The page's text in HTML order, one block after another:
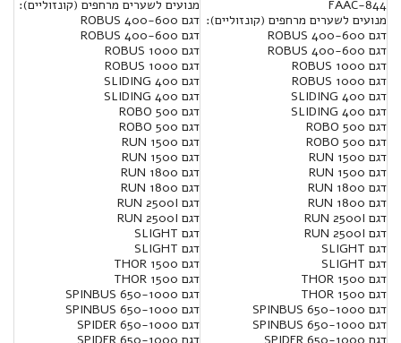
FAAC-844
מנועים לשערים מרחפים (קונזוליים):
דגם 400-600 ROBUS
דגם 400-600 ROBUS
דגם 1000 ROBUS
דגם 1000 ROBUS
דגם SLIDING 400
דגם SLIDING 400
דגם ROBO 500
דגם ROBO 500
דגם RUN 1500
דגם RUN 1500
דגם RUN 1800
דגם RUN 1800
דגם RUN 2500I
דגם RUN 2500I
דגם SLIGHT
דגם SLIGHT
דגם THOR 1500
דגם THOR 1500
דגם SPINBUS 650-1000
דגם SPINBUS 650-1000
מנועים לשערים מרחפים (קונזוליים):
דגם 400-600 ROBUS
דגם 400-600 ROBUS
דגם 1000 ROBUS
דגם 1000 ROBUS
דגם SLIDING 400
דגם SLIDING 400
דגם ROBO 500
דגם ROBO 500
דגם RUN 1500
דגם RUN 1500
דגם RUN 1800
דגם RUN 1800
דגם RUN 2500I
דגם RUN 2500I
דגם SLIGHT
דגם SLIGHT
דגם THOR 1500
דגם THOR 1500
דגם SPINBUS 650-1000
דגם SPINBUS 650-1000
דגם SPIDER 650-1000